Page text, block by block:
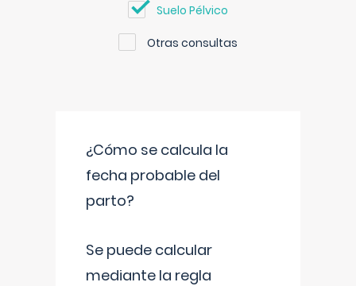
Suelo Pélvico
Otras consultas
¿Cómo se calcula la
fecha probable del
parto?
Se puede calcular
mediante la regla